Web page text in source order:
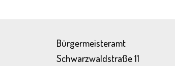
Bürgermeisteramt
Schwarzwaldstraße 11